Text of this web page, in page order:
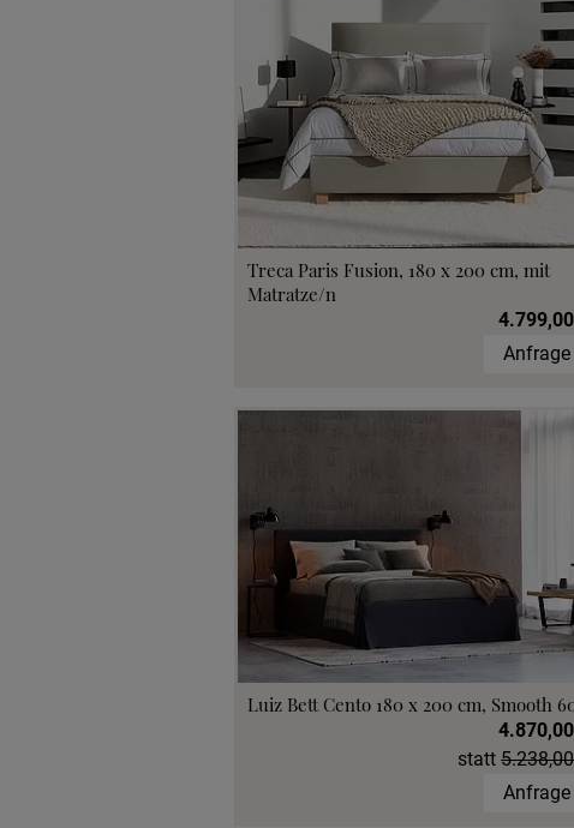
Treca Paris Fusion, 180 x 200 cm, mit
Matratze/n
Anfrage
Luiz Bett Cento 180 x 200 cm, Smooth
statt
Anfrage